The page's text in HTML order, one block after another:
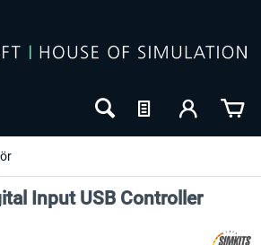
Input USB Controller